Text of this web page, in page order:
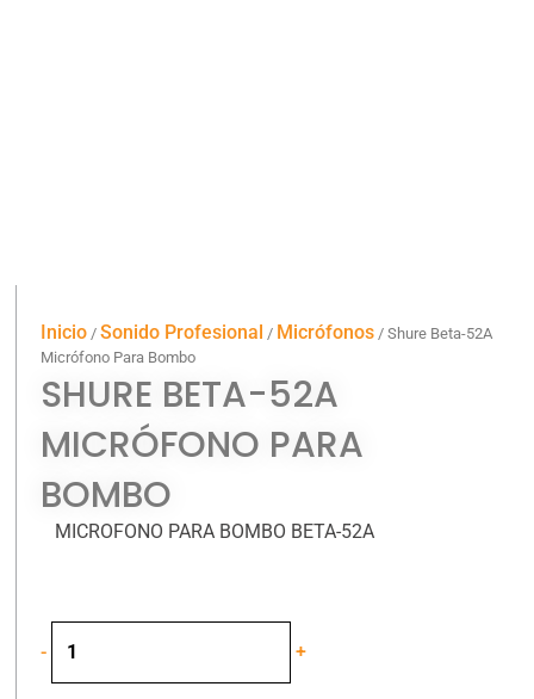
Inicio /Sonido Profesional / Micrófonos / Shure Beta-52A
Micrófono Para Bombo
SHURE BETA-52A
MICRÓFONO PARA
BOMBO
MICROFONO PARA BOMBO BETA-52A
-
Beta-
52A
+